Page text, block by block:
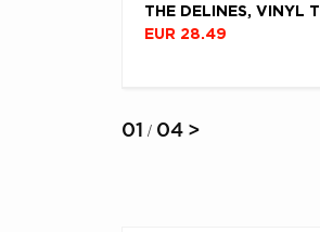
EUR 28.49
01 / 04 >